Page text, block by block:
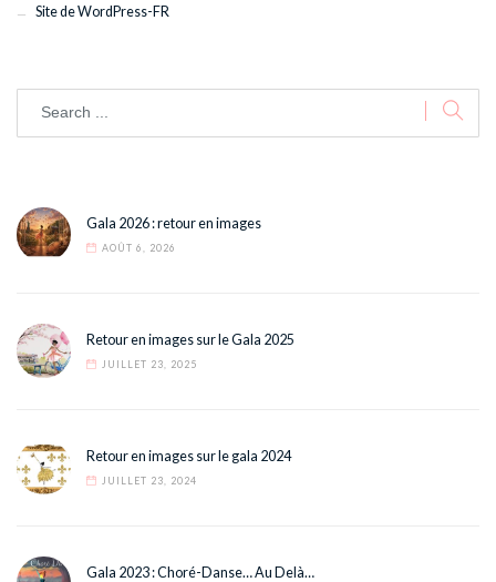
Site de WordPress-FR
Gala 2026 : retour en images
AOÛT 6, 2026
Retour en images sur le Gala 2025
JUILLET 23, 2025
Retour en images sur le gala 2024
JUILLET 23, 2024
Gala 2023 : Choré-Danse… Au Delà…